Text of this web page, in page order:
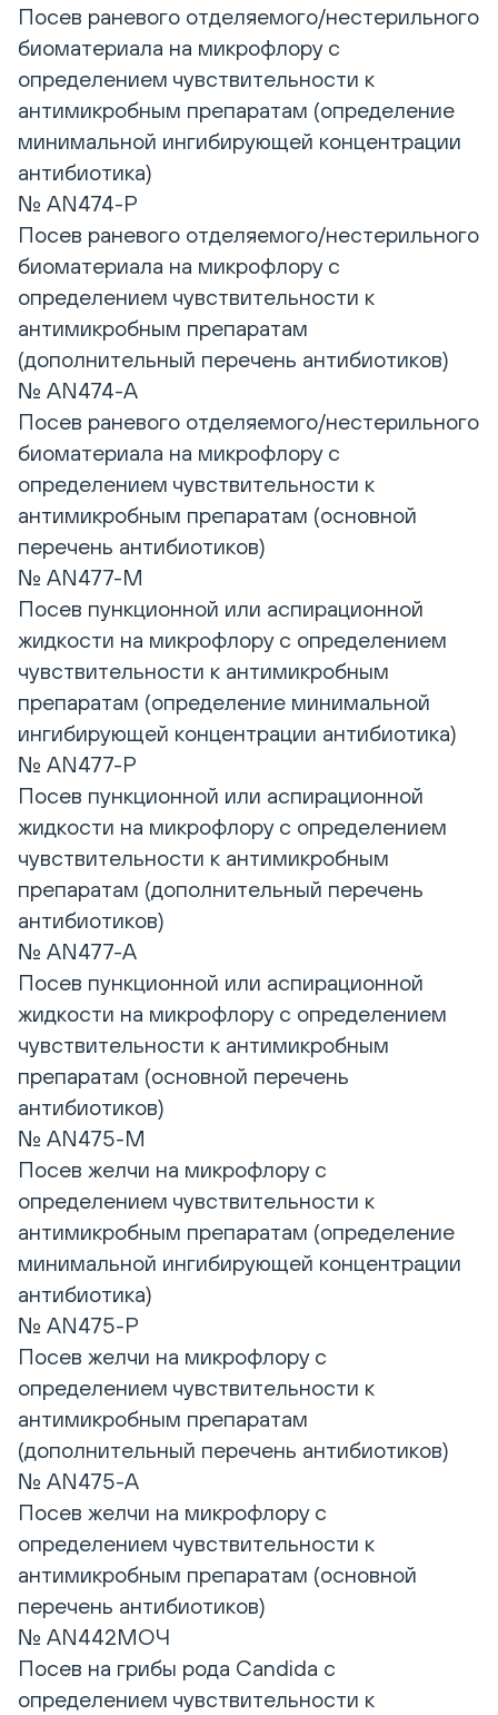
Посев раневого отделяемого/нестерильного
биоматериала на микрофлору с
определением чувствительности к
антимикробным препаратам (определение
минимальной ингибирующей концентрации
антибиотика)
№ AN474-P
Посев раневого отделяемого/нестерильного
биоматериала на микрофлору с
определением чувствительности к
антимикробным препаратам
(дополнительный перечень антибиотиков)
№ AN474-A
Посев раневого отделяемого/нестерильного
биоматериала на микрофлору с
определением чувствительности к
антимикробным препаратам (основной
перечень антибиотиков)
№ AN477-M
Посев пункционной или аспирационной
жидкости на микрофлору с определением
чувствительности к антимикробным
препаратам (определение минимальной
ингибирующей концентрации антибиотика)
№ AN477-P
Посев пункционной или аспирационной
жидкости на микрофлору с определением
чувствительности к антимикробным
препаратам (дополнительный перечень
антибиотиков)
№ AN477-A
Посев пункционной или аспирационной
жидкости на микрофлору с определением
чувствительности к антимикробным
препаратам (основной перечень
антибиотиков)
№ AN475-M
Посев желчи на микрофлору с
определением чувствительности к
антимикробным препаратам (определение
минимальной ингибирующей концентрации
антибиотика)
№ AN475-P
Посев желчи на микрофлору с
определением чувствительности к
антимикробным препаратам
(дополнительный перечень антибиотиков)
№ AN475-A
Посев желчи на микрофлору с
определением чувствительности к
антимикробным препаратам (основной
перечень антибиотиков)
№ AN442МОЧ
Посев на грибы рода Candida с
определением чувствительности к